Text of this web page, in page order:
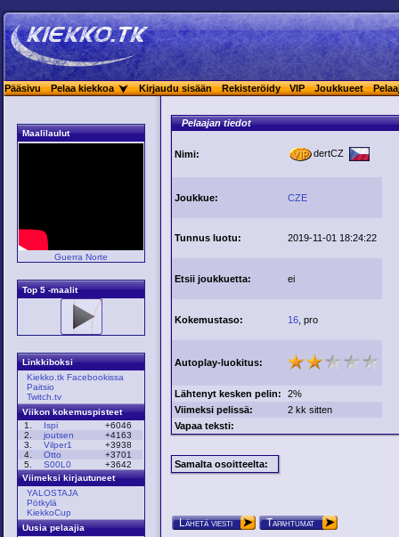
Pääsivu Pelaa kiekkoa Kirjaudu sisään Rekisteröidy VIP Joukkueet
Maalilaulut
Guerra Norte
Top 5 -maalit
Linkkiboksi
Kiekko.tk Facebookissa
Paitsio
Twitch.tv
Viikon kokemuspisteet
1.
Ispi
+6046
2.
joutsen
+4163
3.
Vilper1
+3938
4.
Otto
+3701
5.
S00L0
+3642
Viimeksi kirjautuneet
YALOSTAJA
Pötkylä
KiekkoCup
Uusia pelaajia
Pelaajan tiedot
Nimi: dertCZ
Joukkue: CZE
Tunnus luotu: 2019-11-01 18:24:22
Etsii joukkuetta: ei
Kokemustaso: 16 , pro
Autoplay-luokitus:
Lähtenyt kesken pelin:
2%
Viimeksi pelissä:
2 kk sitten
Vapaa teksti:
Samalta osoitteelta:
Lähetä viesti Tapahtumat